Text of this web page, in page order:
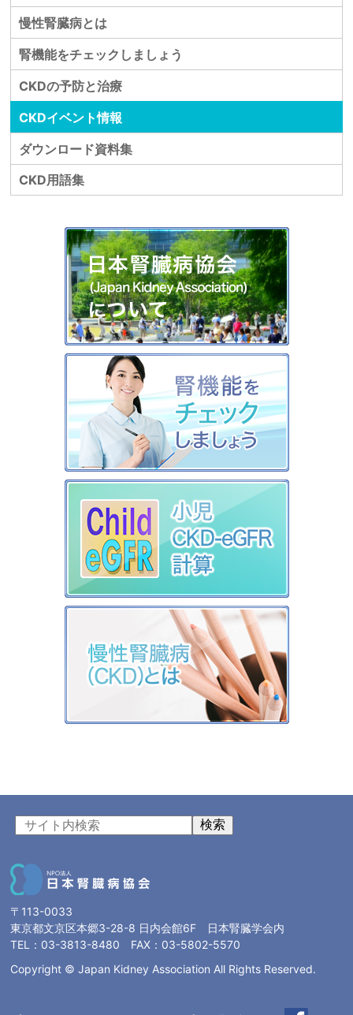
慢性腎臓病とは
腎機能をチェックしましょう
CKDの予防と治療
CKDイベント情報
ダウンロード資料集
CKD用語集
検索
〒113-0033
東京都文京区本郷3-28-8 日内会館6F 日本腎臓学会内
TEL：03-3813-8480 FAX：03-5802-5570
Copyright © Japan Kidney Association All Rights Reserved.